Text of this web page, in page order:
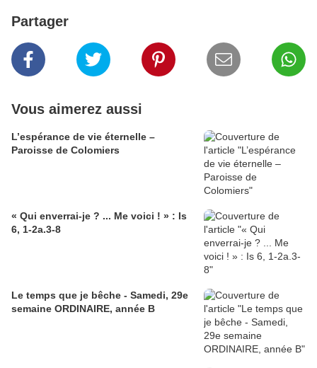
Partager
Vous aimerez aussi
L’espérance de vie éternelle –
Paroisse de Colomiers
« Qui enverrai-je ? ... Me voici ! » : Is
6, 1-2a.3-8
Le temps que je bêche - Samedi, 29e
semaine ORDINAIRE, année B